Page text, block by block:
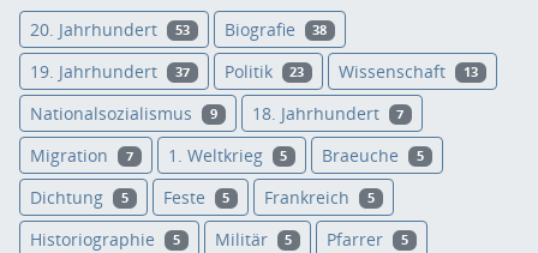
20. Jahrhundert 53 Biografie 38
19. Jahrhundert 37 Politik 23 Wissenschaft 13
Nationalsozialismus 9 18. Jahrhundert 7
Migration 7 1. Weltkrieg 5 Braeuche 5
Dichtung 5 Feste 5 Frankreich 5
Historiographie 5 Militär 5 Pfarrer 5